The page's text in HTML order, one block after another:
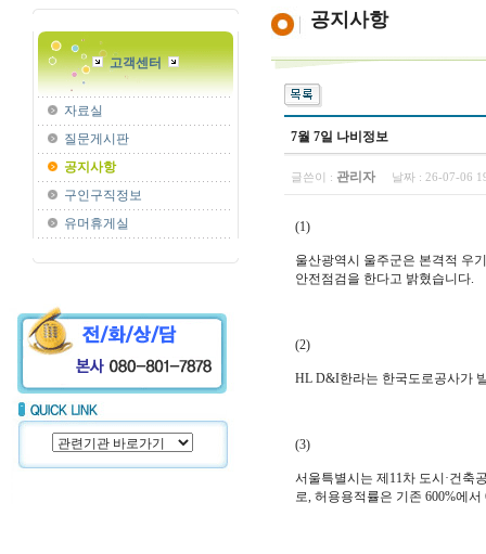
고객센터
자료실
질문게시판
공지사항
구인구직정보
유머휴게실
공지사항
7월 7일 나비정보
글쓴이 : 관리자 날짜 : 26-07-06
(1)
울산광역시 울주군은 본격적 우
안전점검을 한다고 밝혔습니다.
(2)
HL D&I한라는 한국도로공사가
(3)
서울특별시는 제11차 도시·건축
로, 허용용적률은 기존 600%에